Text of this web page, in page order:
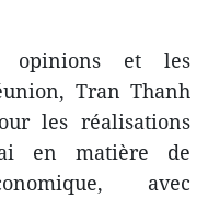
opinions et les
Tran Thanh
les réalisations
en matière de
avec